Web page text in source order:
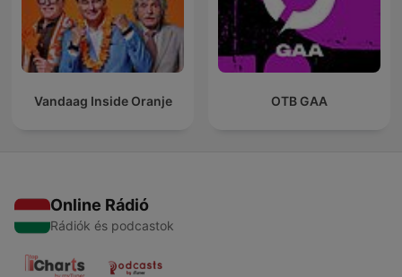
Vandaag Inside Oranje OTB GAA
Online Rádió
Rádiók és podcastok